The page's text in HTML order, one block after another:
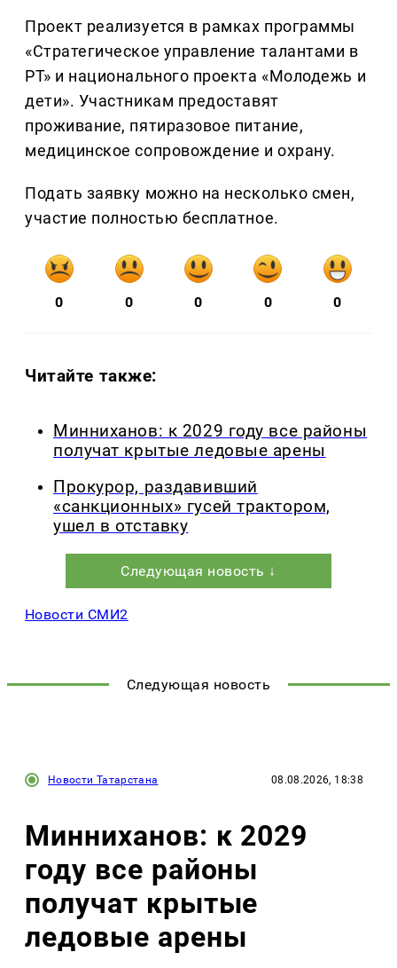
Проект реализуется в рамках программы
«Стратегическое управление талантами в
РТ» и национального проекта «Молодежь и
дети». Участникам предоставят
проживание, пятиразовое питание,
медицинское сопровождение и охрану.
Подать заявку можно на несколько смен,
участие полностью бесплатное.
0 0 0 0 0
Читайте также:
Минниханов: к 2029 году все районы
получат крытые ледовые арены
Прокурор, раздавивший
«санкционных» гусей трактором,
ушел в отставку
Следующая новость ↓
Новости СМИ2
Следующая новость
Новости Татарстана 08.08.2026, 18:38
Минниханов: к 2029
году все районы
получат крытые
ледовые арены